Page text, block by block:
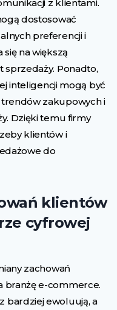
z klientami.
dostosować
preferencji i
na większą
Ponadto,
inteligencji mogą być
zakupowych i
Dzięki temu firmy
klientów i
do
klientów
cyfrowej
zachowań
branżę e-commerce.
bardziej ewoluują, a